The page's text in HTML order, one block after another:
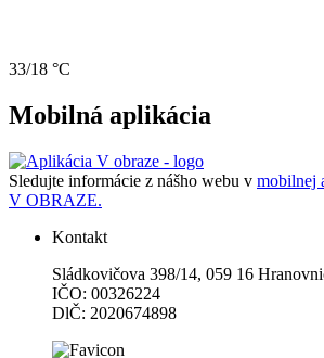
33/18 °C
Mobilná aplikácia
Sledujte informácie z nášho webu v mobilnej
V OBRAZE.
Kontakt
Sládkovičova 398/14, 059 16
IČO: 00326224
DlČ: 2020674898